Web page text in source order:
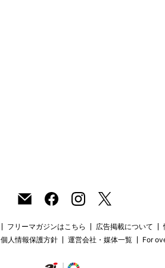
フリーマガジンはこちら 広告掲載について
個人情報保護方針 運営会社・媒体一覧 For